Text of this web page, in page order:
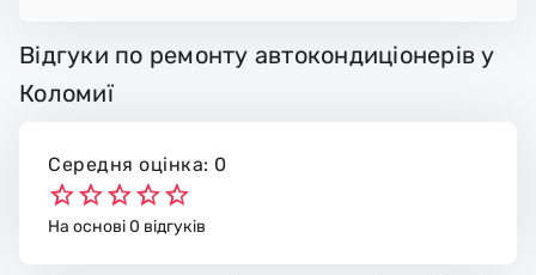
Відгуки по ремонту автокондиціонерів у
Коломиї
Середня оцінка: 0
На основі 0 відгуків